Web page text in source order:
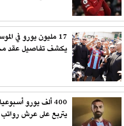
17 مليون يورو في
يكشف تفاصيل عقد
400 ألف يورو
يتربع على عرش رواتب